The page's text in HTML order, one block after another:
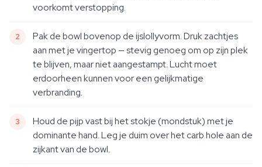
voorkomt verstopping.
Pak de bowl bovenop de ijslollyvorm. Druk zachtjes
aan met je vingertop — stevig genoeg om op zijn plek
te blijven, maar niet aangestampt. Lucht moet
erdoorheen kunnen voor een gelijkmatige
verbranding.
Houd de pijp vast bij het stokje (mondstuk) met je
dominante hand. Leg je duim over het carb hole aan de
zijkant van de bowl.